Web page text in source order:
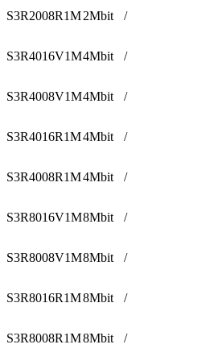
S3R2008R1M2Mbit /
S3R4016V1M4Mbit /
S3R4008V1M4Mbit /
S3R4016R1M4Mbit /
S3R4008R1M4Mbit /
S3R8016V1M8Mbit /
S3R8008V1M8Mbit /
S3R8016R1M8Mbit /
S3R8008R1M8Mbit /